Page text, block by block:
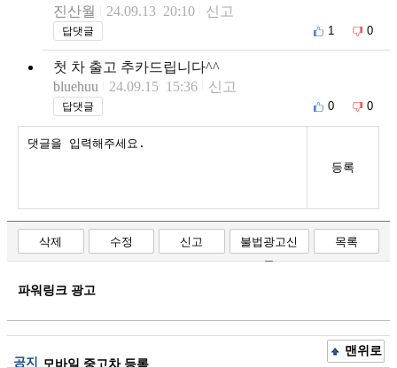
진산월
24.09.13 20:10 신고
답댓글 1 0
첫 차 출고 추카드립니다^^
bluehuu
24.09.15 15:36 신고
답댓글 0 0
등록
삭제 수정 신고
불법광고신
고
목록
파워링크 광고
공지 모바일 중고차 등록
맨위로